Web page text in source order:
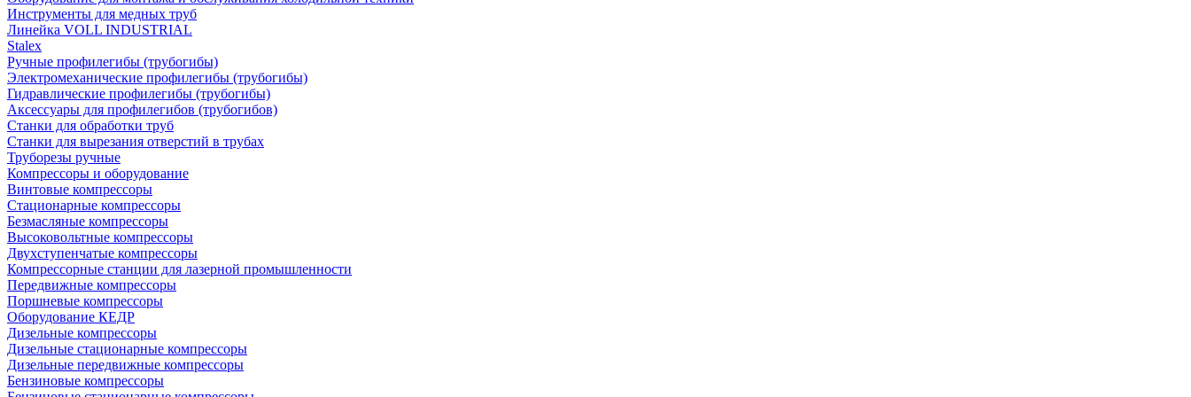
Инструменты для медных труб
Линейка VOLL INDUSTRIAL
Stalex
Ручные профилегибы (трубогибы)
Электромеханические профилегибы (трубогибы)
Гидравлические профилегибы (трубогибы)
Аксессуары для профилегибов (трубогибов)
Станки для обработки труб
Станки для вырезания отверстий в трубах
Труборезы ручные
Компрессоры и оборудование
Винтовые компрессоры
Стационарные компрессоры
Безмасляные компрессоры
Высоковольтные компрессоры
Двухступенчатые компрессоры
Компрессорные станции для лазерной промышленности
Передвижные компрессоры
Поршневые компрессоры
Оборудование КЕДР
Дизельные компрессоры
Дизельные стационарные компрессоры
Дизельные передвижные компрессоры
Бензиновые компрессоры